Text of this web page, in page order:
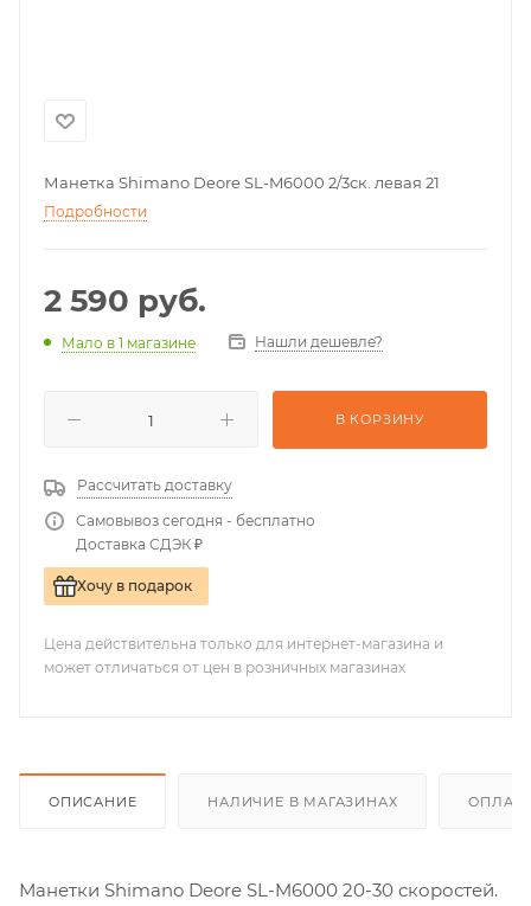
Манетка Shimano Deore SL-M6000 2/3ск. левая 21
Подробности
2 590 руб.
Мало в 1 магазине Нашли дешевле?
В КОРЗИНУ
Рассчитать доставку
Самовывоз сегодня - бесплатно
Доставка СДЭК ₽
Хочу в подарок
Цена действительна только для интернет-магазина и
может отличаться от цен в розничных магазинах
ОПИСАНИЕ НАЛИЧИЕ В МАГАЗИНАХ
Манетки Shimano Deore SL-M6000 20-30 скоростей.